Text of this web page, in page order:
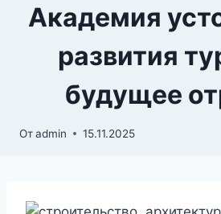
Академия
развития
будущее
Отadmin 15.11.2025